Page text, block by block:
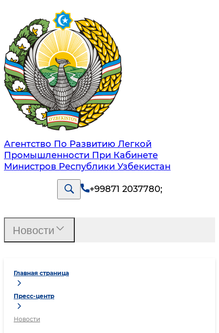
Агентство По Развитию Легкой
Промышленности При Кабинете
Министров Республики Узбекистан
+99871 2037780;
Главная страница
Пресс-центр
Новости
Новости